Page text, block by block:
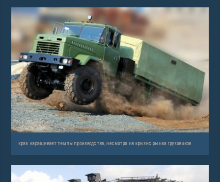
краз наращивает темпы производства, несмотря на кризис рынка грузовиков